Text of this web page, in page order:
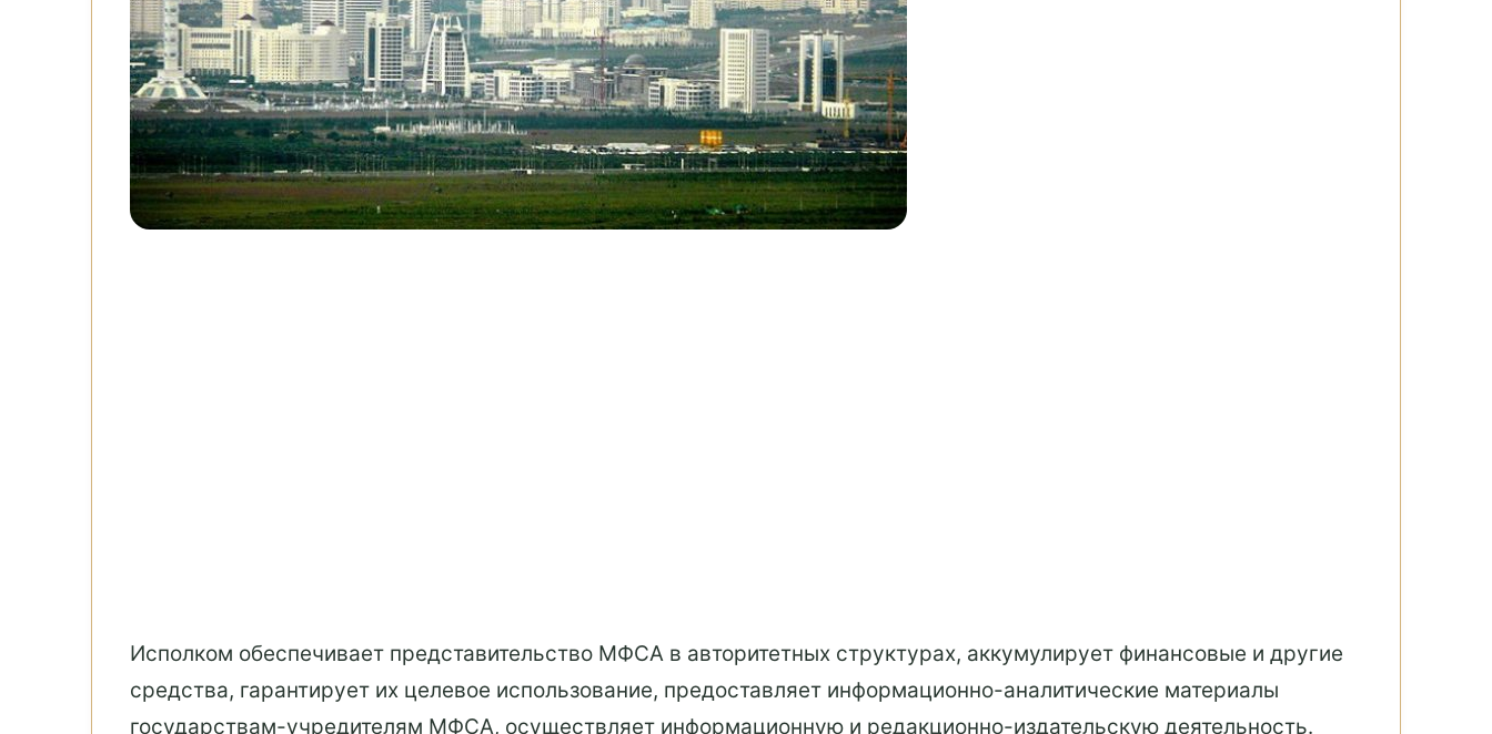
Исполком обеспечивает представительство МФСА в авторитетных структурах, аккумулирует финансовые и другие
средства, гарантирует их целевое использование, предоставляет информационно-аналитические материалы
государствам-учредителям МФСА, осуществляет информационную и редакционно-издательскую деятельность.